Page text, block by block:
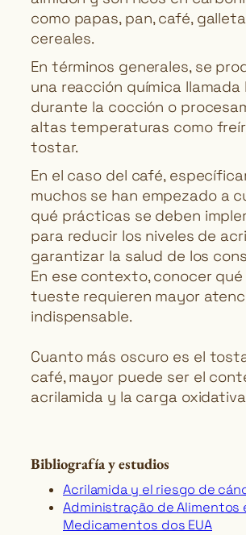
como papas, pan, café,
cereales.
En términos generales, se
una reacción química llamada
durante la cocción o
altas temperaturas como
tostar.
En el caso del café,
muchos se han empezado a
qué prácticas se deben
para reducir los niveles de
garantizar la salud de los
En ese contexto, conocer
tueste requieren mayor
indispensable.
Cuanto más oscuro es el
café, mayor puede ser el
acrilamida y la carga
Bibliografía y estudios
Acrilamida y el riesgo de
Administração de Alimentos
Medicamentos dos EUA